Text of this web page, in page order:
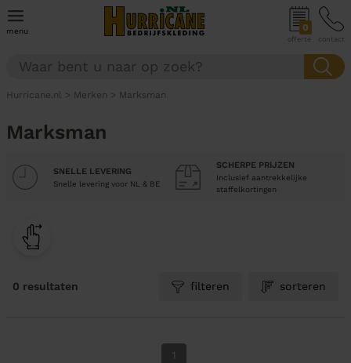
menu 0
offerte contact
Hurricane.nl > Merken > Marksman
Marksman
SNELLE LEVERING
Snelle levering voor NL & BE
SCHERPE PRIJZEN
Inclusief aantrekkelijke
staffelkortingen
0 resultaten filteren sorteren
1